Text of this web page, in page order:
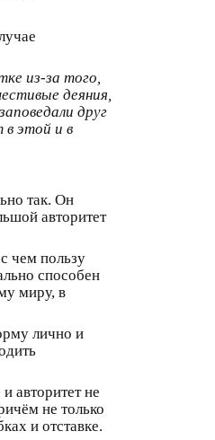
из-за того,
деяния,
друг
в этой и в
так. Он
авторитет
чем пользу
способен
миру, в
лично и
авторитет не
не только
и отставке.